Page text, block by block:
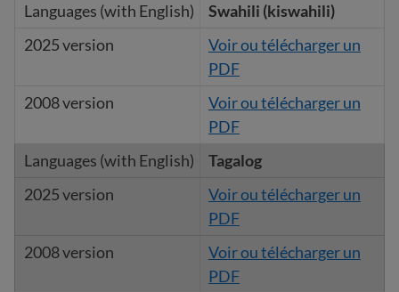
Swahili (kiswahili)
Voir ou télécharger un
PDF
Voir ou télécharger un
PDF
Tagalog
Voir ou télécharger un
PDF
Voir ou télécharger un
PDF